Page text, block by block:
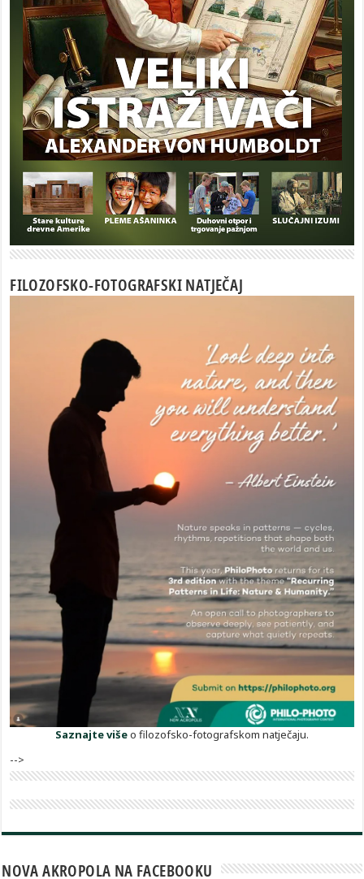
FILOZOFSKO-FOTOGRAFSKI NATJEČAJ
Saznajte višeo filozofsko-fotografskom natječaju.
-->
NOVA AKROPOLA NA FACEBOOKU